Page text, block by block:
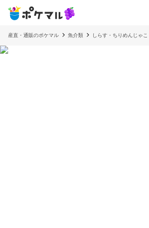
産直・通販のポケマル 魚介類 しらす・ちりめんじゃこ